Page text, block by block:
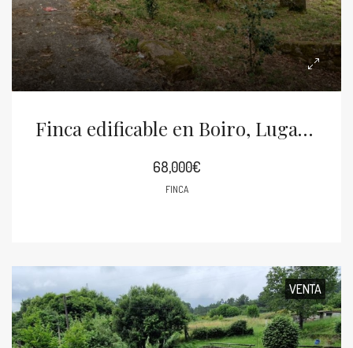
Finca edificable en Boiro, Lugar Cesar
68,000€
FINCA
VENTA